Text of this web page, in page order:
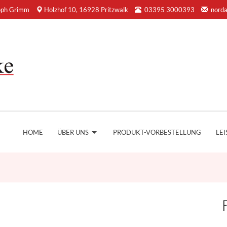
Grimm Holzhof 10, 16928 Pritzwalk 03395 3000393
HOME ÜBER UNS PRODUKT-VORBESTELLUNG